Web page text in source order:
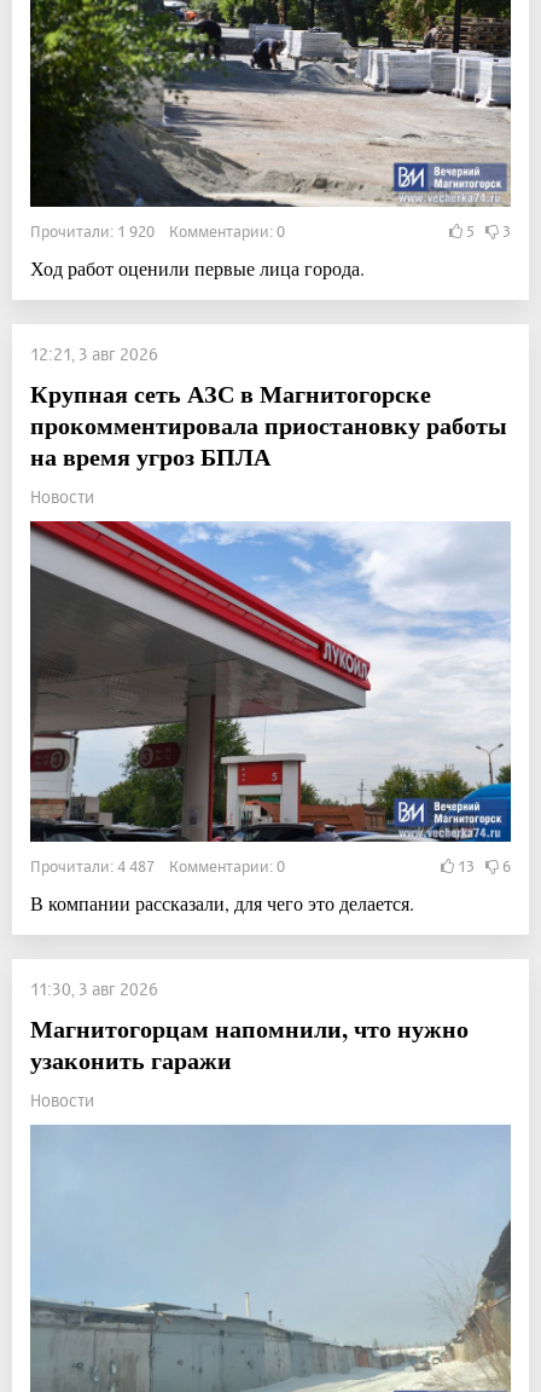
Прочитали: 1 920 Комментарии: 0 5 3
Ход работ оценили первые лица города.
12:21, 3 авг 2026
Крупная сеть АЗС в Магнитогорске
прокомментировала приостановку работы
на время угроз БПЛА
Новости
Прочитали: 4 487 Комментарии: 0 13 6
В компании рассказали, для чего это делается.
11:30, 3 авг 2026
Магнитогорцам напомнили, что нужно
узаконить гаражи
Новости